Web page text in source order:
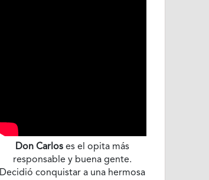
Don Carlos es el opita más
responsable y buena gente.
Decidió conquistar a una hermosa